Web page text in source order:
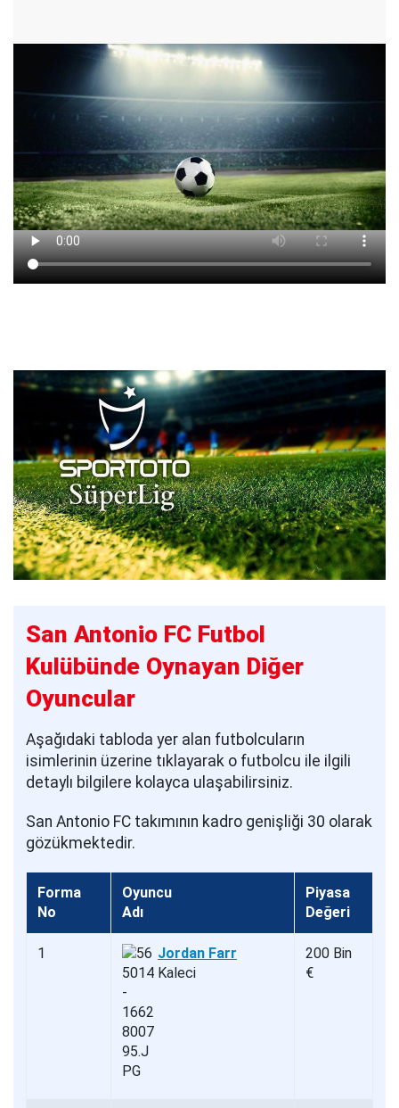
San Antonio FC Futbol
Kulübünde Oynayan Diğer
Oyuncular
Aşağıdaki tabloda yer alan futbolcuların
isimlerinin üzerine tıklayarak o futbolcu ile ilgili
detaylı bilgilere kolayca ulaşabilirsiniz.
San Antonio FC takımının kadro genişliği 30 olarak
gözükmektedir.
Forma
No
Oyuncu
Adı
Piyasa
Değeri
1
Jordan Farr
Kaleci
200 Bin
€